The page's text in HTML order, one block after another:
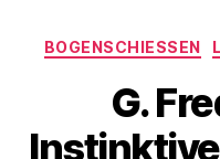
BOGENSCHIESSEN
G.